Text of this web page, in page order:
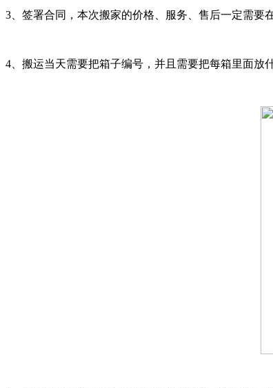
3、签署合同，本次搬家的价格、服务、售后一定需要
4、搬运当天需要把箱子编号，并且需要把每箱里面